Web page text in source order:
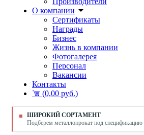
О компании
Сертификаты
Награды
Бизнес
Жизнь в компании
Фотогалерея
Персонал
Вакансии
Контакты
(0,00 руб.)
ШИРОКИЙ СОРТАМЕНТ
Подберем металлопрокат под спецификацию